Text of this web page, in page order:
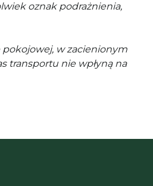
oznak podrażnienia,
w zacienionym
transportu nie wpłyną na